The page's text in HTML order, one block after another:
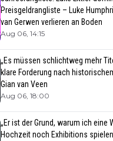
Preisgeldrangliste – Luke
van Gerwen verlieren an Boden
Aug 06, 14:15
„Es müssen schlichtweg mehr
klare Forderung nach
Gian van Veen
Aug 06, 18:00
„Er ist der Grund, warum ich eine
Hochzeit noch Exhibitions